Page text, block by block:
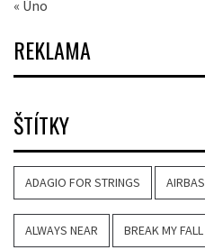
« Úno
REKLAMA
ŠTÍTKY
ADAGIO FOR STRINGS
ALWAYS NEAR BREAK MY FALL